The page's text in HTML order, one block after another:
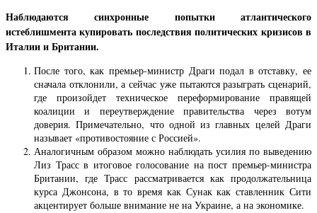
Наблюдаются синхронные попытки атлантического
истеблишмента купировать последствия политических кризисов в
Италии и Британии.
После того, как премьер-министр Драги подал в отставку, ее
сначала отклонили, а сейчас уже пытаются разыграть сценарий,
где произойдет техническое переформирование правящей
коалиции и переутверждение правительства через вотум
доверия. Примечательно, что одной из главных целей Драги
называет «противостояние с Россией».
Аналогичным образом можно наблюдать усилия по выведению
Лиз Трасс в итоговое голосование на пост премьер-министра
Британии, где Трасс рассматривается как продолжательница
курса Джонсона, в то время как Сунак как ставленник Сити
акцентирует больше внимание не на Украине, а на экономике.